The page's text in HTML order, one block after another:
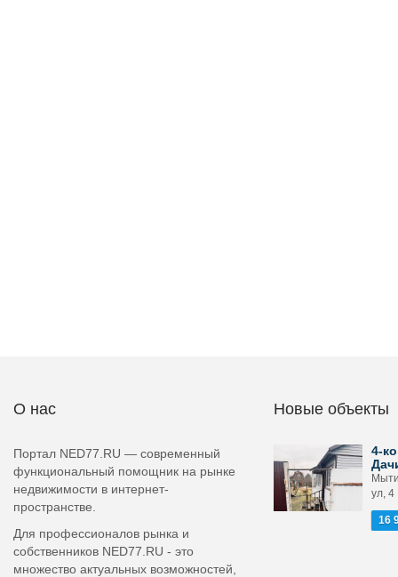
О нас
Портал NED77.RU — современный
функциональный помощник на рынке
недвижимости в интернет-
пространстве.
Для профессионалов рынка и
собственников NED77.RU - это
множество актуальных возможностей,
Новые объекты
4-
ул, 4
16